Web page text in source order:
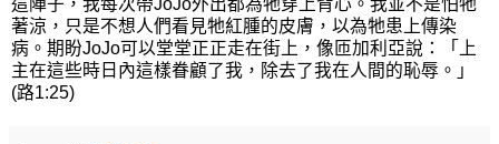
著涼，只是不想人們看見牠紅腫的皮膚，以為牠患上傳染
病。期盼JoJo可以堂堂正正走在街上，像匝加利亞說：「上
主在這些時日內這樣眷顧了我，除去了我在人間的恥辱。」
(路1:25)